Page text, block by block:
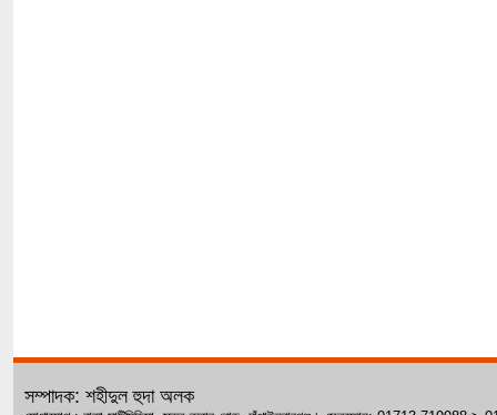
সম্পাদক: শহীদুল হুদা অলক